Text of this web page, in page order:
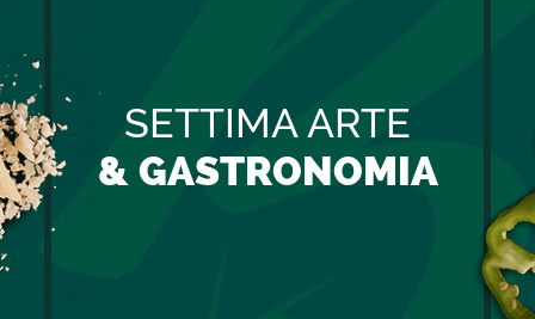
SETTIMA ARTE
& GASTRONOMIA